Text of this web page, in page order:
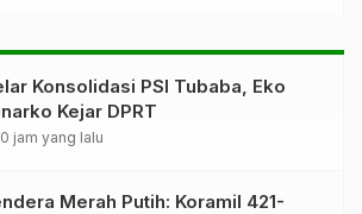
Konsolidasi PSI Tubaba, Eko
Kejar DPRT
jam yang lalu
Merah Putih: Koramil 421-